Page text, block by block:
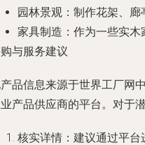
园林景观 ：制作花架、
家具制造 ：作为一些实
与服务建议
品信息来源于世界工厂网
产品供应商的平台。对于
核实详情 ：建议通过平